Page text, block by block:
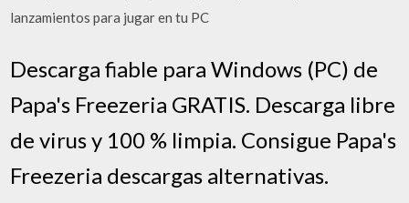
lanzamientos para jugar en tu PC
Descarga fiable para Windows (PC) de
Papa's Freezeria GRATIS. Descarga libre
de virus y 100 % limpia. Consigue Papa's
Freezeria descargas alternativas.